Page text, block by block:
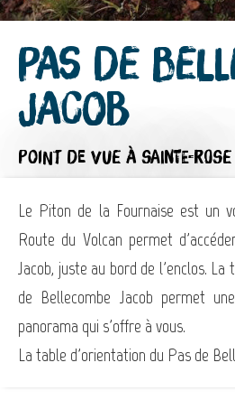
Pas de
Jacob
POINT DE VUE À SAINTE-ROSE
Le Piton de la Fournaise est un
Route du Volcan permet
Jacob, juste au bord de l'enclos.
de Bellecombe Jacob permet
panorama qui s'offre à vous.
La table d'orientation du Pas de